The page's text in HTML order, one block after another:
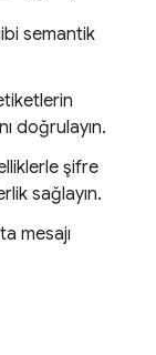
semantik
doğrulayın.
şifre
sağlayın.
mesajı